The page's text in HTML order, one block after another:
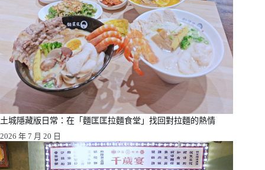
土城隱藏版日常：在「麵匡匡拉麵食堂」找回對拉麵的熱情
2026 年 7 月 20 日